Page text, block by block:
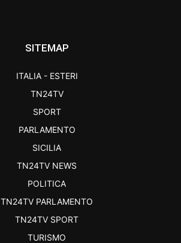
SITEMAP
ITALIA - ESTERI
TN24TV
SPORT
PARLAMENTO
SICILIA
TN24TV NEWS
POLITICA
TN24TV PARLAMENTO
TN24TV SPORT
TURISMO